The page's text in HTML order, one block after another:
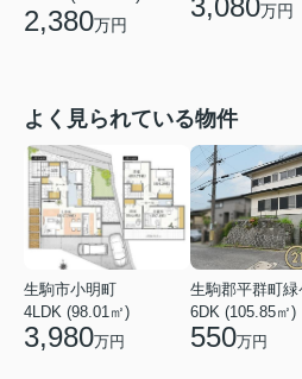
2,380万円
3,080万円
よく見られている物件
生駒市小明町
4LDK (98.01㎡)
3,980万円
6DK (105.85㎡)
550万円